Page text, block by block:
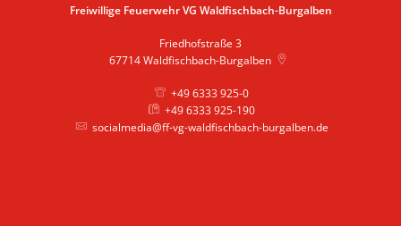
Freiwillige Feuerwehr VG Waldfischbach-Burgalben
Friedhofstraße 3
67714 Waldfischbach-Burgalben
+49 6333 925-0
+49 6333 925-190
socialmedia@ff-vg-waldfischbach-burgalben.de